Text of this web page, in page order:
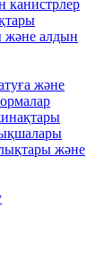
канистрлер
және алдын
және
және